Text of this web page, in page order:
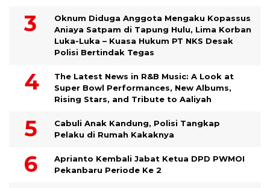
Oknum Diduga Anggota Mengaku Kopassus
Aniaya Satpam di Tapung Hulu, Lima Korban
Luka-Luka – Kuasa Hukum PT NKS Desak
Polisi Bertindak Tegas
The Latest News in R&B Music: A Look at
Super Bowl Performances, New Albums,
Rising Stars, and Tribute to Aaliyah
Cabuli Anak Kandung, Polisi Tangkap
Pelaku di Rumah Kakaknya
Aprianto Kembali Jabat Ketua DPD PWMOI
Pekanbaru Periode Ke 2